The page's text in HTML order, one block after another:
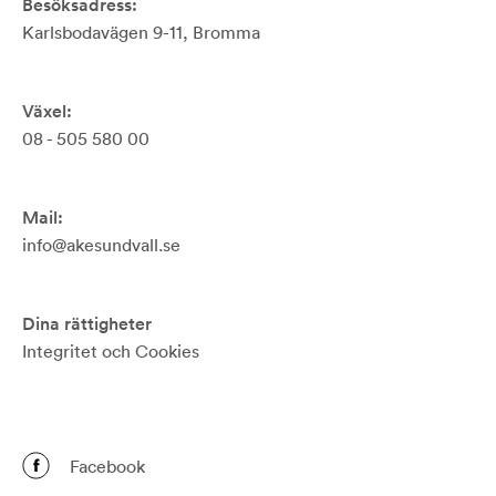
Besöksadress:
Karlsbodavägen 9-11, Bromma
Växel:
08 - 505 580 00
Mail:
info@akesundvall.se
Dina rättigheter
Integritet och Cookies
Facebook